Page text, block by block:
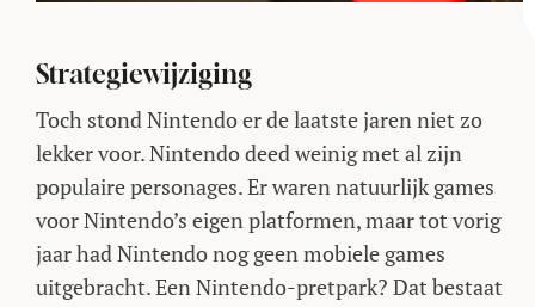
Strategiewijziging
Toch stond Nintendo er de laatste jaren niet zo
lekker voor. Nintendo deed weinig met al zijn
populaire personages. Er waren natuurlijk games
voor Nintendo’s eigen platformen, maar tot vorig
jaar had Nintendo nog geen mobiele games
uitgebracht. Een Nintendo-pretpark? Dat bestaat